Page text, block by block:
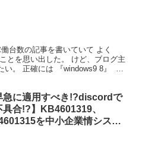
台数の記事を書いていて よく
とを思い出した。 けど、ブログ主
。 正確には 『windows9 8』 と
急に適用すべき!?discordで
具合!?】KB4601319、
を中小企業情シスが